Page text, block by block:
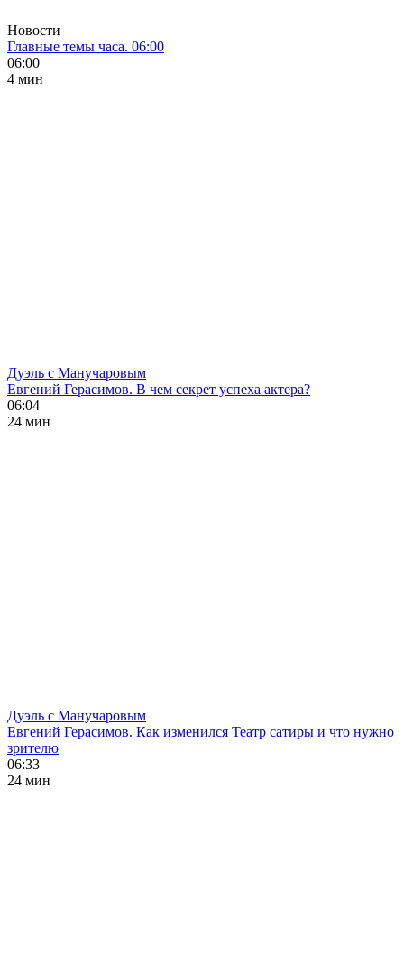
Новости
Главные темы часа. 06:00
06:00
4 мин
Дуэль с Манучаровым
Евгений Герасимов. В чем секрет успеха актера?
06:04
24 мин
Дуэль с Манучаровым
Евгений Герасимов. Как изменился Театр сатиры и что нужно
зрителю
06:33
24 мин